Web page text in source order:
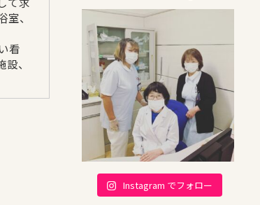
、
看
、
Instagram でフォロー